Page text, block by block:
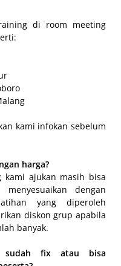
di room meeting
kami infokan sebelum
harga?
kami ajukan masih bisa
dengan
yang diperoleh
diskon grup apabila
banyak.
sudah fix atau bisa